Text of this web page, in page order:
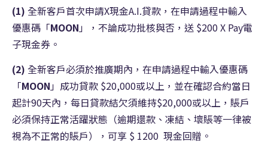
(1) 全新客戶首次申請X現金A.I.貸款，在申請過程中輸入
優惠碼「MOON」，不論成功批核與否，送 $200 X Pay電
子現金券。
(2) 全新客戶必須於推廣期內，在申請過程中輸入優惠碼
「MOON」成功貸款 $20,000或以上，並在確認合約當日
起計90天內，每日貸款結欠須維持$20,000或以上，賬戶
必須保持正常活躍狀態（逾期還款、 凍結、 壞賬等一律被
視為不正常的賬戶），可享 $ 1200 現金回贈。